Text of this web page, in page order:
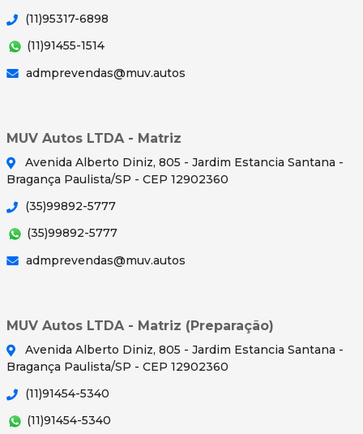
(11)95317-6898
(11)91455-1514
admprevendas@muv.autos
MUV Autos LTDA - Matriz
Avenida Alberto Diniz, 805 - Jardim Estancia Santana -
Bragança Paulista/SP - CEP 12902360
(35)99892-5777
(35)99892-5777
admprevendas@muv.autos
MUV Autos LTDA - Matriz (Preparação)
Avenida Alberto Diniz, 805 - Jardim Estancia Santana -
Bragança Paulista/SP - CEP 12902360
(11)91454-5340
(11)91454-5340